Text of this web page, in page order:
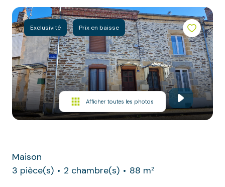
Terrains
à bâtir
Autres
Immobilier
professionnel
Contact
Exclusivité Prix en baisse
Afficher toutes les photos
Maison
3 pièce(s)
2 chambre(s)
88 m²